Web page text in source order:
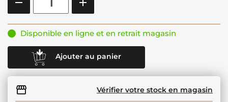
Disponible en ligne et en retrait magasin
Ajouter au panier
Vérifier votre stock en magasin